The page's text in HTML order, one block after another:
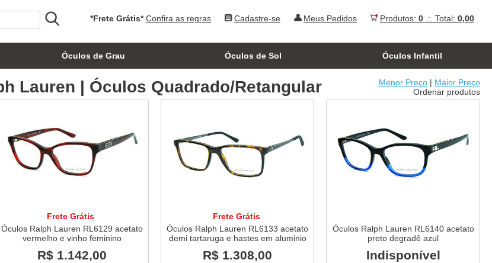
Produtos: 0 .:. Total: 0,00
Meus Pedidos
Cadastre-se
*Frete Grátis* Confira as regras
Óculos de Grau Óculos de Sol Óculos Infantil
Lauren | Óculos Quadrado/Retangular Menor Preço| Maior Preço
Ordenar produtos
Frete Grátis
Óculos Ralph Lauren RL6129 acetato
vermelho e vinho feminino
R$ 1.142,00
Frete Grátis
Óculos Ralph Lauren RL6133 acetato
demi tartaruga e hastes em aluminio
R$ 1.308,00
Óculos Ralph Lauren RL6140 acetato
preto degradê azul
Indisponível